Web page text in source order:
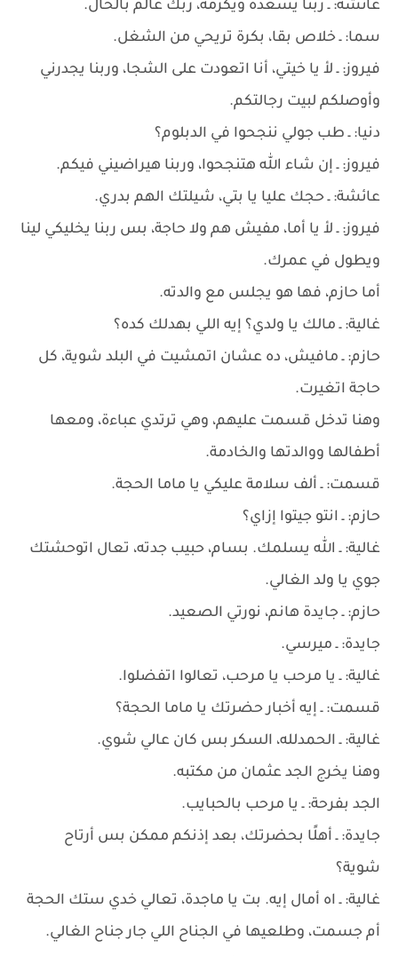
عائشة: ـ ربنا يسعده ويكرمه، ربك عالم بالحال.
سما: ـ خلاص بقا، بكرة تريحي من الشغل.
فيروز: ـ لأ يا خيتي، أنا اتعودت على الشجا، وربنا يجدرني
وأوصلكم لبيت رجالتكم.
دنيا: ـ طب جولي ننجحوا في الدبلوم؟
فيروز: ـ إن شاء الله هتنجحوا، وربنا هيراضيني فيكم.
عائشة: ـ حجك عليا يا بتي، شيلتك الهم بدري.
فيروز: ـ لأ يا أما، مفيش هم ولا حاجة، بس ربنا يخليكي لينا
ويطول في عمرك.
أما حازم، فها هو يجلس مع والدته.
غالية: ـ مالك يا ولدي؟ إيه اللي بهدلك كده؟
حازم: ـ مافيش، ده عشان اتمشيت في البلد شوية، كل
حاجة اتغيرت.
وهنا تدخل قسمت عليهم، وهي ترتدي عباءة، ومعها
أطفالها ووالدتها والخادمة.
قسمت: ـ ألف سلامة عليكي يا ماما الحجة.
حازم: ـ انتو جيتوا إزاي؟
غالية: ـ الله يسلمك. بسام، حبيب جدته، تعال اتوحشتك
جوي يا ولد الغالي.
حازم: ـ جايدة هانم، نورتي الصعيد.
جايدة: ـ ميرسي.
غالية: ـ يا مرحب يا مرحب، تعالوا اتفضلوا.
قسمت: ـ إيه أخبار حضرتك يا ماما الحجة؟
غالية: ـ الحمدلله، السكر بس كان عالي شوي.
وهنا يخرج الجد عثمان من مكتبه.
الجد بفرحة: ـ يا مرحب بالحبايب.
جايدة: ـ أهلًا بحضرتك، بعد إذنكم ممكن بس أرتاح
شوية؟
غالية: ـ اه أمال إيه. بت يا ماجدة، تعالي خدي ستك الحجة
أم جسمت، وطلعيها في الجناح اللي جار جناح الغالي.